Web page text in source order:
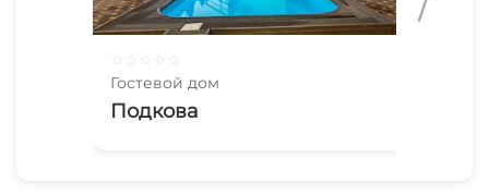
Гостевой дом
Подкова